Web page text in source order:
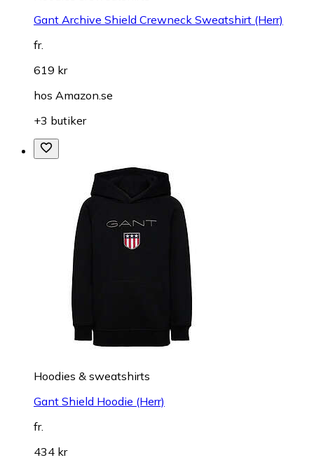
Gant Archive Shield Crewneck Sweatshirt (Herr)
fr.
619 kr
hos Amazon.se
+3 butiker
Hoodies & sweatshirts
Gant Shield Hoodie (Herr)
fr.
434 kr